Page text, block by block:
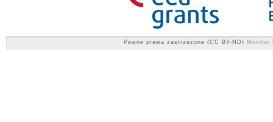
Pewne prawa zastrzeżone (CC BY-ND) Monitor